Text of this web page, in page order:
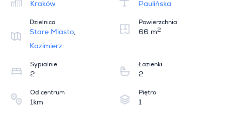
Kraków Paulińska
Dzielnica
Stare Miasto,
Kazimierz
Powierzchnia
66 m2
Sypialnie
2
Łazienki
2
Od centrum
1km
Piętro
1